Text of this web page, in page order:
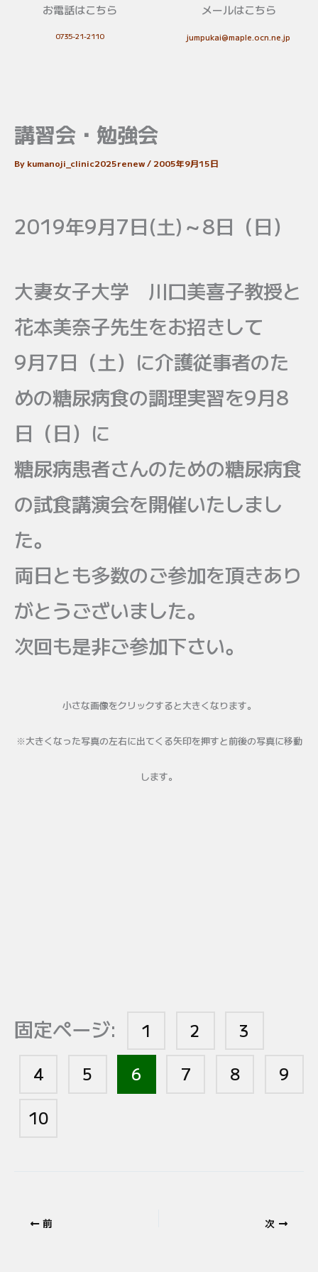
お電話はこちら
0735-21-2110
メールはこちら
jumpukai@maple.ocn.ne.jp
講習会・勉強会
By kumanoji_clinic2025renew/ 2005年9月15日
2019年9月7日(土)～8日（日）
大妻女子大学 川口美喜子教授と
花本美奈子先生をお招きして
9月7日（土）に介護従事者のた
めの糖尿病食の調理実習を9月8
日（日）に
糖尿病患者さんのための糖尿病食
の試食講演会を開催いたしまし
た。
両日とも多数のご参加を頂きあり
がとうございました。
次回も是非ご参加下さい。
小さな画像をクリックすると大きくなります。
※大きくなった写真の左右に出てくる矢印を押すと前後の写真に移動
します。
固定ページ: 1 2
3
4
5 6 7 8
9
10
前 次